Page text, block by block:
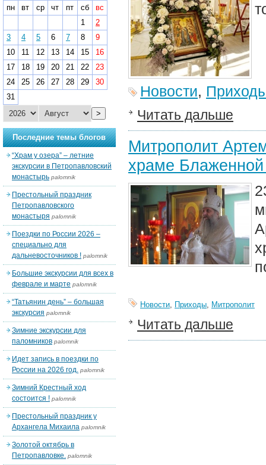
Новости,
Читать дальше
Митрополит
храме Блаженной
Новости, Приходы, Митрополит
Читать дальше
пн
вт ср чт пт сб
вс
1
2
3
4 5 6 7 8
9
10
11 12 13 14 15
16
17
18 19 20 21 22
23
24
25 26 27 28 29
30
31
>
Последние темы блогов
“Храм у озера” – летние
экскурсии в Петропавловский
монастырь palomnik
Престольный праздник
Петропавловского
монастыря palomnik
Поездки по России 2026 –
специально для
дальневосточников ! palomnik
Большие экскурсии для всех в
феврале и марте palomnik
“Татьянин день” – большая
экскурсия palomnik
Зимние экскурсии для
паломников palomnik
Идет запись в поездки по
России на 2026 год. palomnik
Зимний Крестный ход
состоится ! palomnik
Престольный праздник у
Архангела Михаила palomnik
Золотой октябрь в
Петропавловке. palomnik